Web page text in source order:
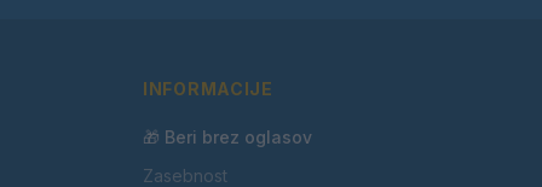
INFORMACIJE
🎁 Beri brez oglasov
Zasebnost